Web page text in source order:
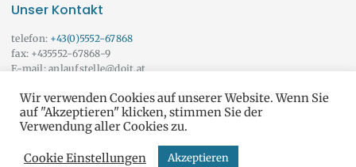
Unser Kontakt
telefon: +43(0)5552-67868
fax: +435552-67868-9
E-mail: anlaufstelle@doit.at
Wir beraten Sie auch gerne außerhalb der angeführten Öffnungszeiten!
Vereinbaren Sie doch einfach einen Termin mit uns.Onlineberatung
Wir verwenden Cookies auf unserer Website. Wenn Sie
auf "Akzeptieren" klicken, stimmen Sie der
Verwendung aller Cookies zu.
Cookie Einstellungen Akzeptieren